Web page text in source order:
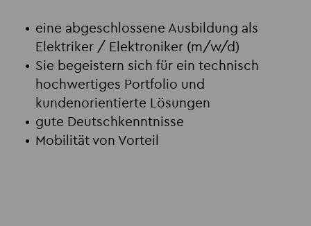
eine abgeschlossene Ausbildung als
Elektriker / Elektroniker (m/w/d)
Sie begeistern sich für ein technisch
hochwertiges Portfolio und
kundenorientierte Lösungen
gute Deutschkenntnisse
Mobilität von Vorteil